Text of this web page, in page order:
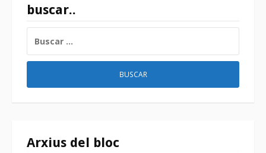
buscar..
Arxius del bloc